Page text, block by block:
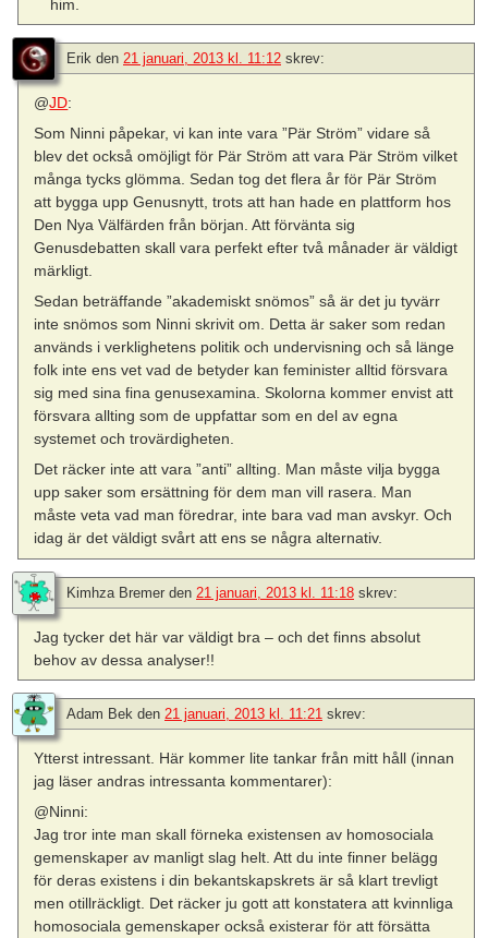
him.
Erik den 21 januari, 2013 kl. 11:12 skrev:
@JD:
Som Ninni påpekar, vi kan inte vara ”Pär Ström” vidare så
blev det också omöjligt för Pär Ström att vara Pär Ström vilket
många tycks glömma. Sedan tog det flera år för Pär Ström
att bygga upp Genusnytt, trots att han hade en plattform hos
Den Nya Välfärden från början. Att förvänta sig
Genusdebatten skall vara perfekt efter två månader är väldigt
märkligt.
Sedan beträffande ”akademiskt snömos” så är det ju tyvärr
inte snömos som Ninni skrivit om. Detta är saker som redan
används i verklighetens politik och undervisning och så länge
folk inte ens vet vad de betyder kan feminister alltid försvara
sig med sina fina genusexamina. Skolorna kommer envist att
försvara allting som de uppfattar som en del av egna
systemet och trovärdigheten.
Det räcker inte att vara ”anti” allting. Man måste vilja bygga
upp saker som ersättning för dem man vill rasera. Man
måste veta vad man föredrar, inte bara vad man avskyr. Och
idag är det väldigt svårt att ens se några alternativ.
Kimhza Bremer den 21 januari, 2013 kl. 11:18 skrev:
Jag tycker det här var väldigt bra – och det finns absolut
behov av dessa analyser!!
Adam Bek den 21 januari, 2013 kl. 11:21 skrev:
Ytterst intressant. Här kommer lite tankar från mitt håll (innan
jag läser andras intressanta kommentarer):
@Ninni:
Jag tror inte man skall förneka existensen av homosociala
gemenskaper av manligt slag helt. Att du inte finner belägg
för deras existens i din bekantskapskrets är så klart trevligt
men otillräckligt. Det räcker ju gott att konstatera att kvinnliga
homosociala gemenskaper också existerar för att försätta